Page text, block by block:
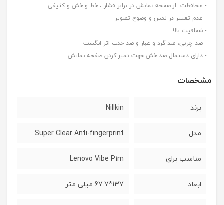
- محافظت از صفحه نمایش در برابر فشار ، خط و خش و کثیفی
- عدم تغییر در لمس و وضوح تصویر
- شفافیت بالا
- ضد چربی، ضد گرد و غبار و ضد جذب اثر انگشت
- دارای دستمال ضد خش جهت تمیز کردن صفحه نمایش
مشخصات
برند Nillkin
مدل Super Clear Anti-fingerprint
مناسب برای Lenovo Vibe P1m
ابعاد 137*67.7 میلی متر